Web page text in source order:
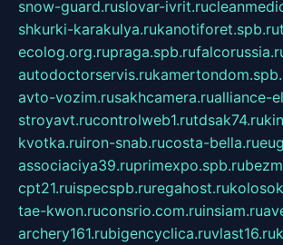
snow-guard.ruslovar-ivrit.ru
shkurki-karakulya.rukanotiforet.spb.ru
ecolog.org.rupraga.spb.ru
autodoctorservis.ru
avto-vozim.rusakhcamera.rualliance-
stroyavt.rucontrolweb1.rutdsak74.ru
kvotka.ruiron-snab.rucosta-bella.ru
associaciya39.ruprimexpo.spb.ru
cpt21.ruispecspb.ruregahost.ru
tae-kwon.ruconsrio.com.ruinsiam.ru
archery161.rubigencyclica.ruvlast16.ru